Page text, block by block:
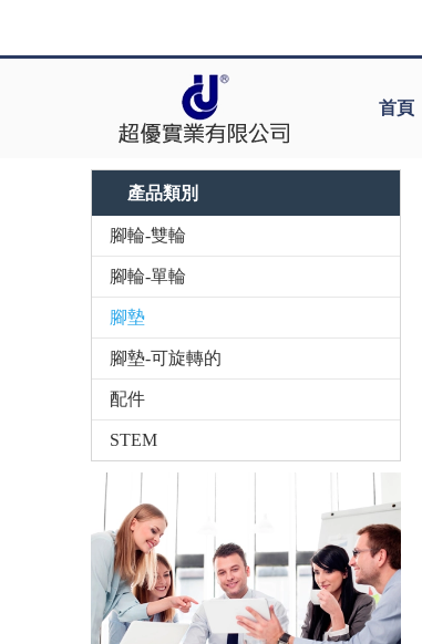
首頁
產品類別
腳輪-雙輪
腳輪-單輪
腳墊
腳墊-可旋轉的
配件
STEM